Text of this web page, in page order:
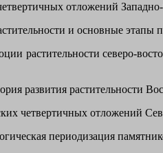
отложений
и основные этапы
растительности северо-
развития растительности
четвертичных отложений
периодизация